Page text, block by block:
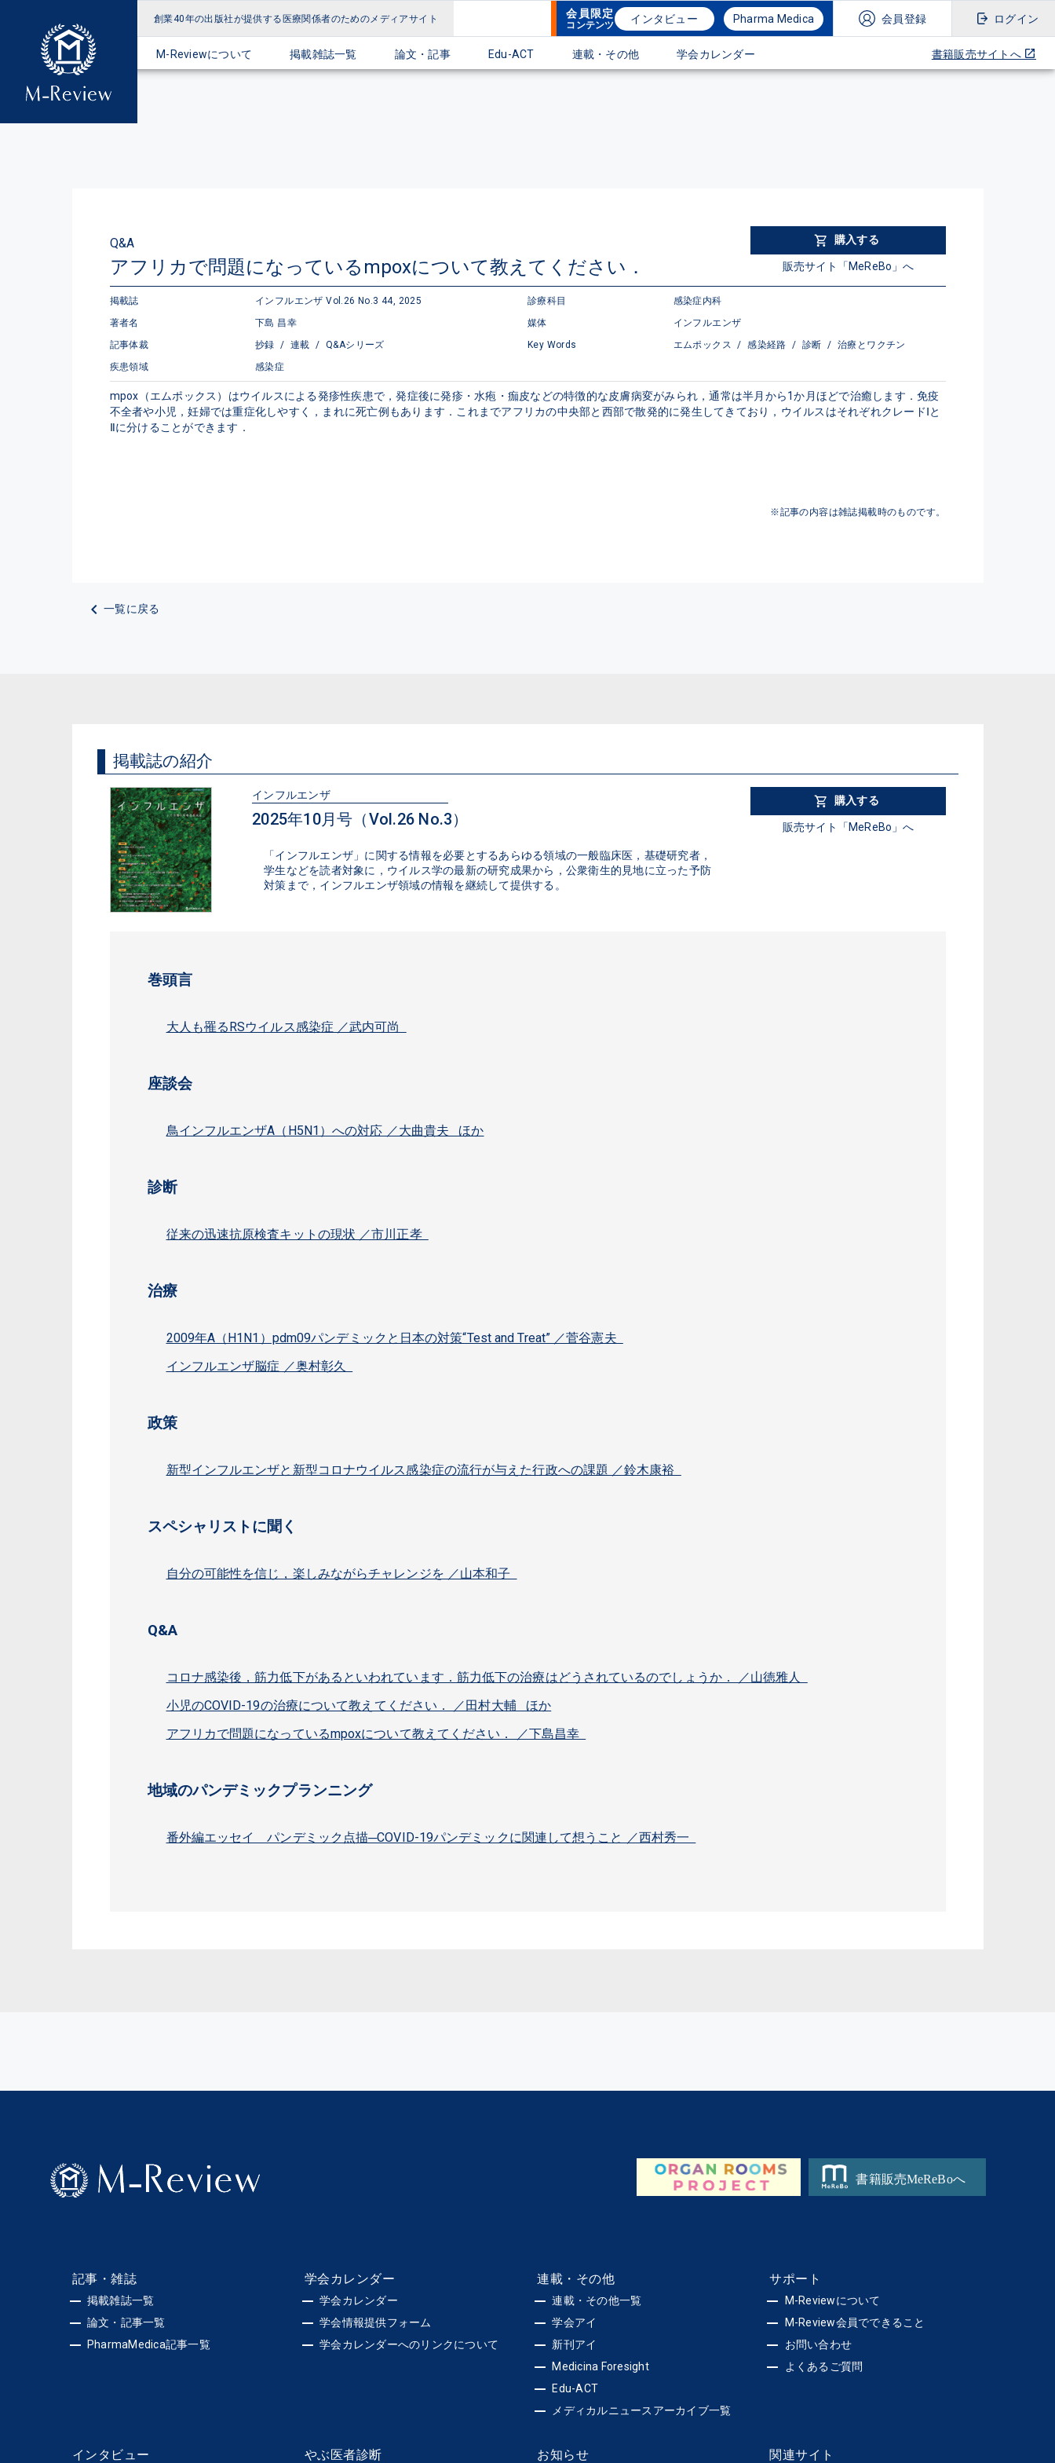
創業40年の出版社が提供する医療関係者のためのメディアサイト 会員限定
コンテンツ インタビュー Pharma Medica 会員登録 ログイン
M-Reviewについて 掲載雑誌一覧 論文・記事 Edu-ACT 連載・その他 学会カレンダー 書籍販売サイトへ
Q&A
アフリカで問題になっているmpoxについて教えてください．
購入する
販売サイト「MeReBo」へ
掲載誌
インフルエンザ Vol.26 No.3 44, 2025
著者名
下島 昌幸
記事体裁
抄録 / 連載 / Q&Aシリーズ
疾患領域
感染症
診療科目
感染症内科
媒体
インフルエンザ
Key Words
エムポックス / 感染経路 / 診断 / 治療とワクチン
mpox（エムポックス）はウイルスによる発疹性疾患で，発症後に発疹・水疱・痂皮などの特徴的な皮膚病変がみられ，通常は半月から1か月ほどで治癒します．免疫
不全者や小児，妊婦では重症化しやすく，まれに死亡例もあります．これまでアフリカの中央部と西部で散発的に発生してきており，ウイルスはそれぞれクレードⅠと
Ⅱに分けることができます．
※記事の内容は雑誌掲載時のものです。
一覧に戻る
掲載誌の紹介
インフルエンザ
2025年10月号（Vol.26 No.3）
「インフルエンザ」に関する情報を必要とするあらゆる領域の一般臨床医，基礎研究者，
学生などを読者対象に，ウイルス学の最新の研究成果から，公衆衛生的見地に立った予防
対策まで，インフルエンザ領域の情報を継続して提供する。
購入する
販売サイト「MeReBo」へ
巻頭言
大人も罹るRSウイルス感染症 ／武内可尚
座談会
鳥インフルエンザA（H5N1）への対応 ／大曲貴夫 ほか
診断
従来の迅速抗原検査キットの現状 ／市川正孝
治療
2009年A（H1N1）pdm09パンデミックと日本の対策“Test and Treat” ／菅谷憲夫
インフルエンザ脳症 ／奥村彰久
政策
新型インフルエンザと新型コロナウイルス感染症の流行が与えた行政への課題 ／鈴木康裕
スペシャリストに聞く
自分の可能性を信じ，楽しみながらチャレンジを ／山本和子
Q&A
コロナ感染後，筋力低下があるといわれています．筋力低下の治療はどうされているのでしょうか． ／山徳雅人
小児のCOVID-19の治療について教えてください． ／田村大輔 ほか
アフリカで問題になっているmpoxについて教えてください． ／下島昌幸
地域のパンデミックプランニング
番外編エッセイ パンデミック点描─COVID-19パンデミックに関連して想うこと ／西村秀一
記事・雑誌
掲載雑誌一覧
論文・記事一覧
PharmaMedica記事一覧
学会カレンダー
学会カレンダー
学会情報提供フォーム
学会カレンダーへのリンクについて
連載・その他
連載・その他一覧
学会アイ
新刊アイ
Medicina Foresight
Edu-ACT
メディカルニュースアーカイブ一覧
サポート
M-Reviewについて
M-Review会員でできること
お問い合わせ
よくあるご質問
インタビュー やぶ医者診断 お知らせ 関連サイト